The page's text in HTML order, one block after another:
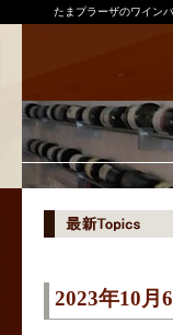
たまプラーザのワイン
2023年10月